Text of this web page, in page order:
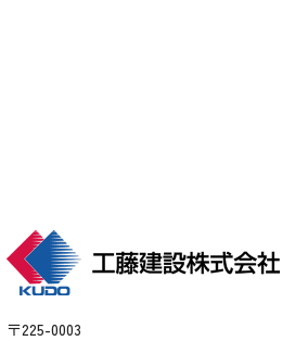
〒225-0003